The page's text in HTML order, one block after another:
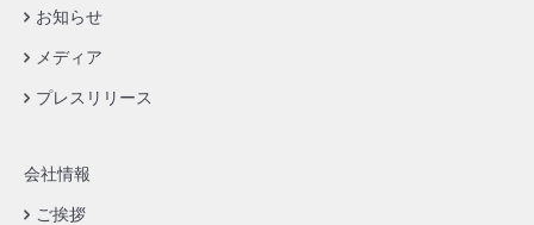
お知らせ
メディア
プレスリリース
会社情報
ご挨拶